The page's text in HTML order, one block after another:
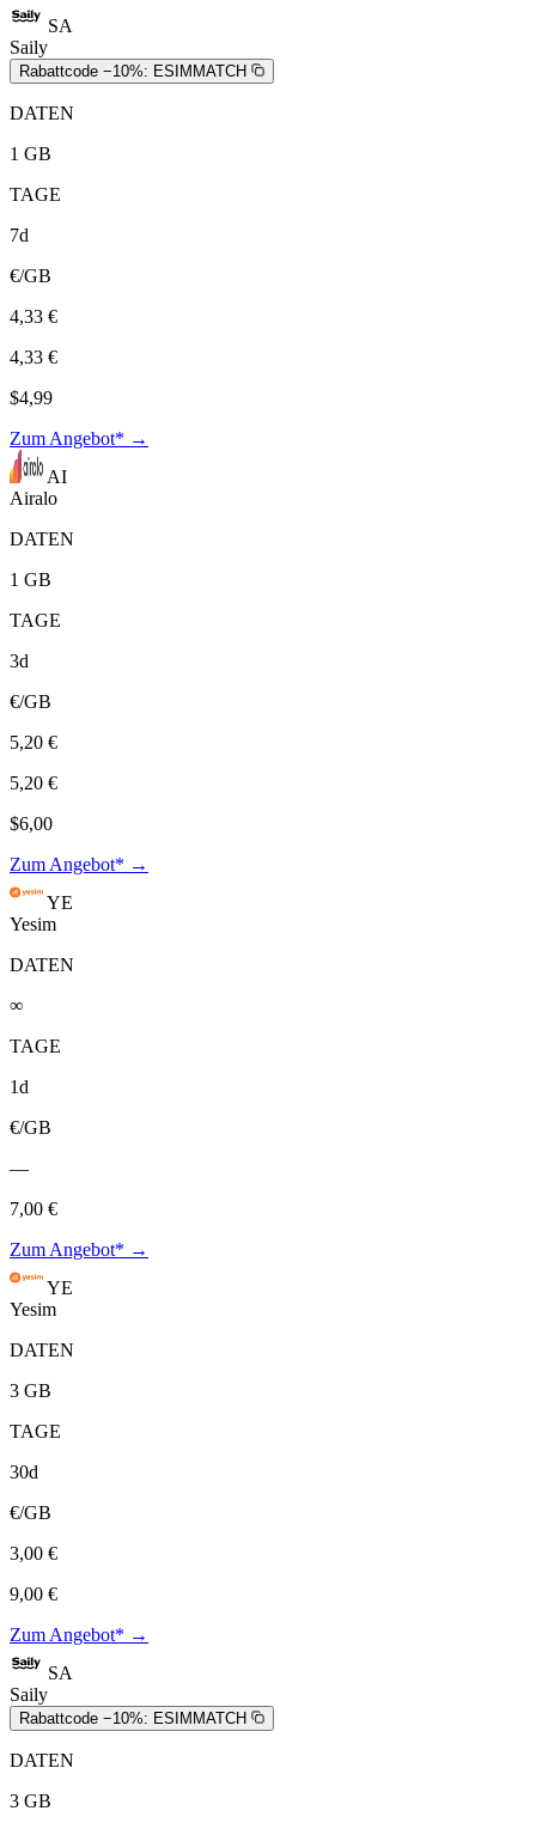
SA
Saily
Rabattcode −10%: ESIMMATCH
DATEN
1 GB
TAGE
7d
€/GB
4,33 €
4,33 €
$4,99
Zum Angebot* →
AI
Airalo
DATEN
1 GB
TAGE
3d
€/GB
5,20 €
5,20 €
$6,00
Zum Angebot* →
YE
Yesim
DATEN
∞
TAGE
1d
€/GB
—
7,00 €
Zum Angebot* →
YE
Yesim
DATEN
3 GB
TAGE
30d
€/GB
3,00 €
9,00 €
Zum Angebot* →
SA
Saily
Rabattcode −10%: ESIMMATCH
DATEN
3 GB